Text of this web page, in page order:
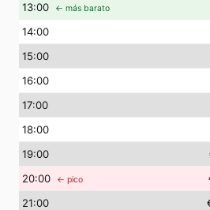
13:00 ← más barato
14:00
15:00
16:00
17:00
18:00
19:00
20:00 ← pico
21:00